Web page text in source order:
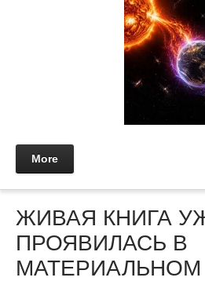
More
ЖИВАЯ КНИГА
ПРОЯВИЛАСЬ В
МАТЕРИАЛЬНОМ